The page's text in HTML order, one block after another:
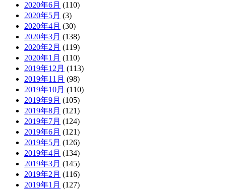
2020年6月 (110)
2020年5月 (3)
2020年4月 (30)
2020年3月 (138)
2020年2月 (119)
2020年1月 (110)
2019年12月 (113)
2019年11月 (98)
2019年10月 (110)
2019年9月 (105)
2019年8月 (121)
2019年7月 (124)
2019年6月 (121)
2019年5月 (126)
2019年4月 (134)
2019年3月 (145)
2019年2月 (116)
2019年1月 (127)